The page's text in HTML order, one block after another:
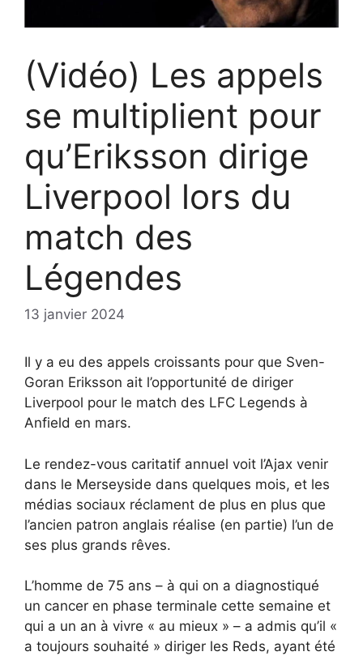
(Vidéo) Les appels
se multiplient pour
qu’Eriksson dirige
Liverpool lors du
match des
Légendes
13 janvier 2024
Il y a eu des appels croissants pour que Sven-
Goran Eriksson ait l’opportunité de diriger
Liverpool pour le match des LFC Legends à
Anfield en mars.
Le rendez-vous caritatif annuel voit l’Ajax venir
dans le Merseyside dans quelques mois, et les
médias sociaux réclament de plus en plus que
l’ancien patron anglais réalise (en partie) l’un de
ses plus grands rêves.
L’homme de 75 ans – à qui on a diagnostiqué
un cancer en phase terminale cette semaine et
qui a un an à vivre « au mieux » – a admis qu’il «
a toujours souhaité » diriger les Reds, ayant été